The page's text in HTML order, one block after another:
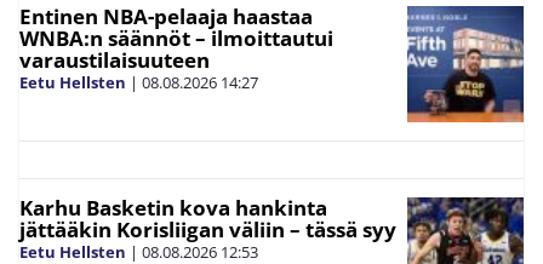
Entinen NBA-pelaaja haastaa
WNBA:n säännöt – ilmoittautui
varaustilaisuuteen
Eetu Hellsten | 08.08.2026 14:27
Karhu Basketin kova hankinta
jättääkin Korisliigan väliin – tässä syy
Eetu Hellsten | 08.08.2026 12:53